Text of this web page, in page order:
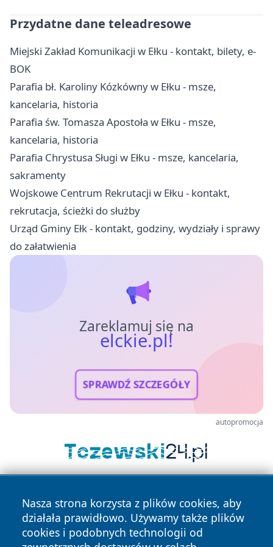
Przydatne dane teleadresowe
Miejski Zakład Komunikacji w Ełku - kontakt, bilety, e-
BOK
Parafia bł. Karoliny Kózkówny w Ełku - msze,
kancelaria, historia
Parafia św. Tomasza Apostoła w Ełku - msze,
kancelaria, historia
Parafia Chrystusa Sługi w Ełku - msze, kancelaria,
sakramenty
Wojskowe Centrum Rekrutacji w Ełku - kontakt,
rekrutacja, ścieżki do służby
Urząd Gminy Ełk - kontakt, godziny, wydziały i sprawy
do załatwienia
Zareklamuj się na
elckie.pl!
SPRAWDŹ SZCZEGÓŁY
autopromocja
Nasza strona korzysta z plików cookies, aby
działała prawidłowo. Używamy także plików
cookies i podobnych technologii od